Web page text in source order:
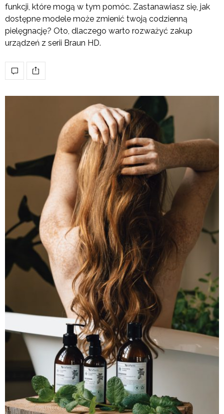
funkcji, które mogą w tym pomóc. Zastanawiasz się, jak
dostępne modele może zmienić twoją codzienną
pielęgnację? Oto, dlaczego warto rozważyć zakup
urządzeń z serii Braun HD.